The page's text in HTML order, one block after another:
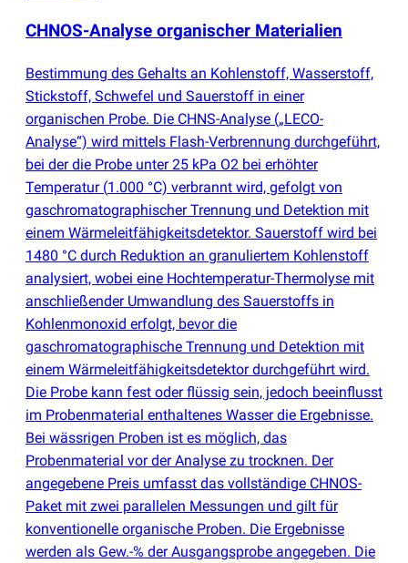
CHNOS-Analyse organischer Materialien
Bestimmung des Gehalts an Kohlenstoff, Wasserstoff,
Stickstoff, Schwefel und Sauerstoff in einer
organischen Probe. Die CHNS-Analyse („LECO-
Analyse“) wird mittels Flash-Verbrennung durchgeführt,
bei der die Probe unter 25 kPa O2 bei erhöhter
Temperatur (1.000 °C) verbrannt wird, gefolgt von
gaschromatographischer Trennung und Detektion mit
einem Wärmeleitfähigkeitsdetektor. Sauerstoff wird bei
1480 °C durch Reduktion an granuliertem Kohlenstoff
analysiert, wobei eine Hochtemperatur-Thermolyse mit
anschließender Umwandlung des Sauerstoffs in
Kohlenmonoxid erfolgt, bevor die
gaschromatographische Trennung und Detektion mit
einem Wärmeleitfähigkeitsdetektor durchgeführt wird.
Die Probe kann fest oder flüssig sein, jedoch beeinflusst
im Probenmaterial enthaltenes Wasser die Ergebnisse.
Bei wässrigen Proben ist es möglich, das
Probenmaterial vor der Analyse zu trocknen. Der
angegebene Preis umfasst das vollständige CHNOS-
Paket mit zwei parallelen Messungen und gilt für
konventionelle organische Proben. Die Ergebnisse
werden als Gew.-% der Ausgangsprobe angegeben. Die